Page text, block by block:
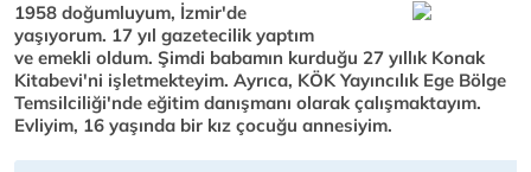
1958 doğumluyum, İzmir'de
yaşıyorum. 17 yıl gazetecilik yaptım
ve emekli oldum. Şimdi babamın kurduğu 27 yıllık Konak
Kitabevi'ni işletmekteyim. Ayrıca, KÖK Yayıncılık Ege Bölge
Temsilciliği'nde eğitim danışmanı olarak çalışmaktayım.
Evliyim, 16 yaşında bir kız çocuğu annesiyim.